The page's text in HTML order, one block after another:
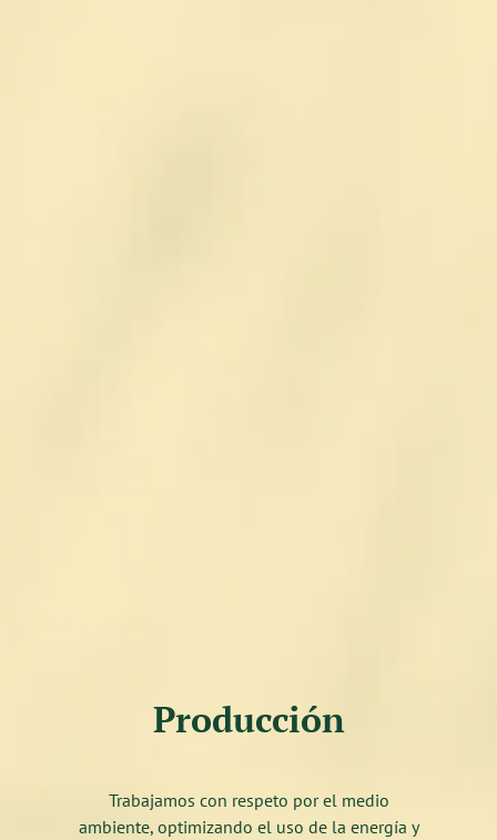
Producción
Trabajamos con respeto por el medio
ambiente, optimizando el uso de la energía y